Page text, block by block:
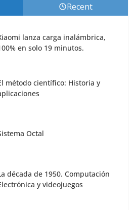
Recent
lanza carga inalámbrica,
en solo 19 minutos.
método científico: Historia y
Octal
década de 1950. Computación
y videojuegos